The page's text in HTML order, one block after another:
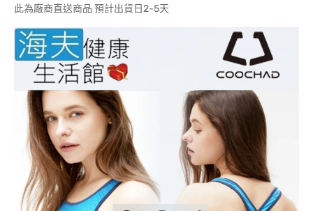
此為廠商直送商品 預計出貨日2-5天